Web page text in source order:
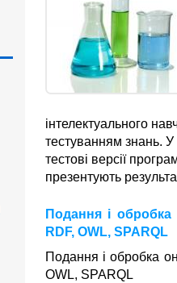
інтелектуального
тестуванням знань. У
тестові версії
презентують
Подання і обробка
RDF, OWL, SPARQL
Подання і обробка
OWL, SPARQL